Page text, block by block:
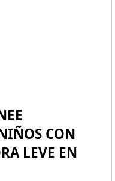
CON
LEVE EN